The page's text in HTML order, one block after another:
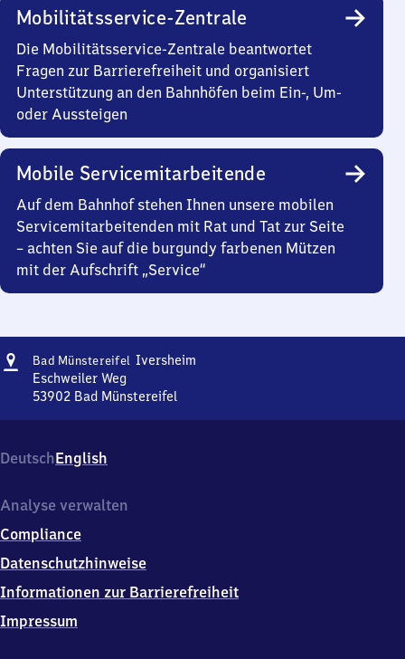
Mobilitätsservice-Zentrale
Die Mobilitätsservice-Zentrale beantwortet
Fragen zur Barrierefreiheit und organisiert
Unterstützung an den Bahnhöfen beim Ein-, Um-
oder Aussteigen
Mobile Servicemitarbeitende
Auf dem Bahnhof stehen Ihnen unsere mobilen
Servicemitarbeitenden mit Rat und Tat zur Seite
– achten Sie auf die burgundy farbenen Mützen
mit der Aufschrift „Service“
Adresse
Bad Münstereifel Iversheim
Eschweiler Weg
53902 Bad Münstereifel
Münstereifel-
Iversheim,
Weg,
3
9
2
Bad
Münstereifel
DeutschEnglish
Analyse verwalten
Compliance
Datenschutzhinweise
Informationen zur Barrierefreiheit
Impressum